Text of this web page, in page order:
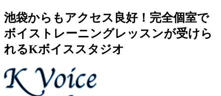
池袋からもアクセス良好！完全個室で
ボイストレーニングレッスンが受けら
れるKボイススタジオ